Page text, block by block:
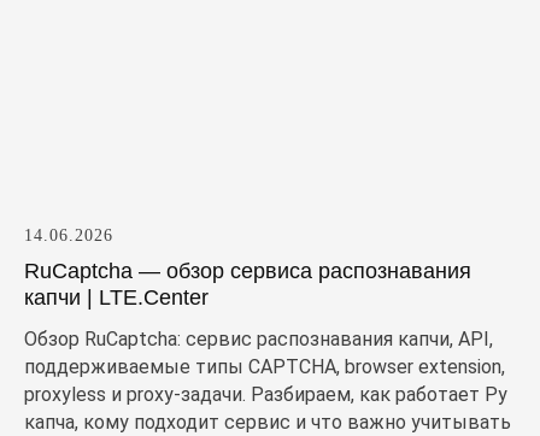
14.06.2026
RuCaptcha — обзор сервиса распознавания
капчи | LTE.Center
Обзор RuCaptcha: сервис распознавания капчи, API,
поддерживаемые типы CAPTCHA, browser extension,
proxyless и proxy-задачи. Разбираем, как работает Ру
капча, кому подходит сервис и что важно учитывать